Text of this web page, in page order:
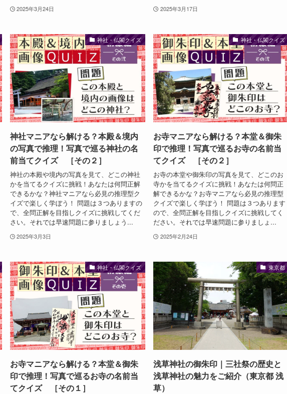
2025年3月24日 2025年3月17日
神社・仏閣クイズ
神社マニアなら解ける？本殿＆境内
の写真で推理！写真で巡る神社の名
前当てクイズ ［その２］
神社の本殿や境内の写真を見て、どこの神社
かを当てるクイズに挑戦！あなたは何問正解
できるかな？神社マニアなら必見の推理型ク
イズで楽しく学ぼう！ 問題は３つありますの
で、全問正解を目指しクイズに挑戦してくだ
さい。それでは早速問題に参りましょう...
2025年3月3日
神社・仏閣クイズ
お寺マニアなら解ける？本堂＆御朱
印で推理！写真で巡るお寺の名前当
てクイズ ［その２］
お寺の本堂や御朱印の写真を見て、どこのお
寺かを当てるクイズに挑戦！あなたは何問正
解できるかな？お寺マニアなら必見の推理型
クイズで楽しく学ぼう！ 問題は３つあります
ので、全問正解を目指しクイズに挑戦してく
ださい。それでは早速問題に参りましょ...
2025年2月24日
神社・仏閣クイズ
お寺マニアなら解ける？本堂＆御朱
印で推理！写真で巡るお寺の名前当
てクイズ ［その１］
東京都
浅草神社の御朱印｜三社祭の歴史と
浅草神社の魅力をご紹介（東京都 浅
草）